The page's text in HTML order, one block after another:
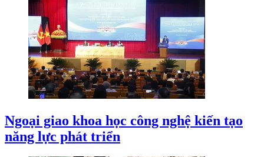
Ngoại giao khoa học công nghệ kiến tạo
năng lực phát triển